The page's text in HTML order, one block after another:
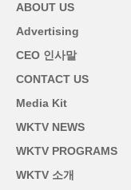
ABOUT US
Advertising
CEO 인사말
CONTACT US
Media Kit
WKTV NEWS
WKTV PROGRAMS
WKTV 소개